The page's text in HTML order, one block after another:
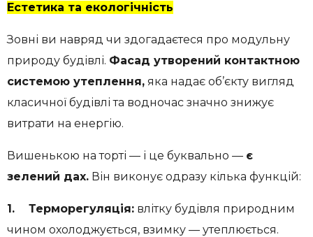
Естетика та екологічність
Зовні ви навряд чи здогадаєтеся про модульну
природу будівлі. Фасад утворений контактною
системою утеплення, яка надає об’єкту вигляд
класичної будівлі та водночас значно знижує
витрати на енергію.
Вишенькою на торті — і це буквально — є
зелений дах. Він виконує одразу кілька функцій:
1. Терморегуляція: влітку будівля природним
чином охолоджується, взимку — утеплюється.